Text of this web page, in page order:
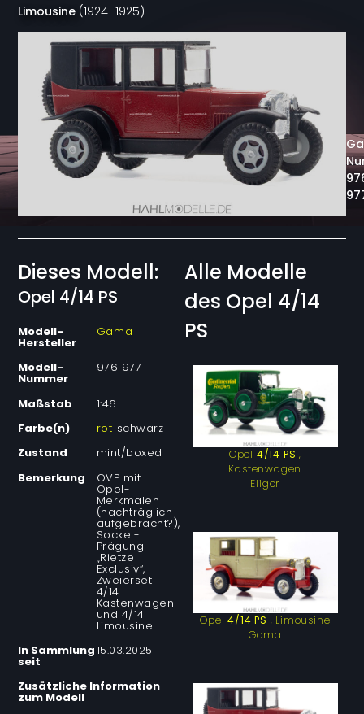
Limousine (1924–1925)
Dieses Modell:
Opel 4/14 PS
Modell-
Hersteller
Gama
Modell-
Nummer
976 977
Maßstab
1:46
Farbe(n)
rot schwarz
Zustand
mint/boxed
Bemerkung
OVP mit
Opel-
Merkmalen
(nachträglich
aufgebracht?),
Sockel-
Prägung
„Rietze
Exclusiv“,
Zweierset
4/14
Kastenwagen
und 4/14
Limousine
In Sammlung
seit
15.03.2025
Zusätzliche Information
zum Modell
Alle Modelle
des Opel 4/14
PS
Opel 4/14 PS,
Kastenwagen
Eligor
Opel 4/14 PS , Limousine
Gama